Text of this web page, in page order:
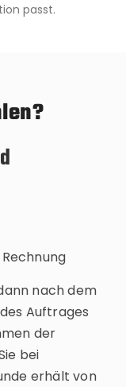
passt.
nach dem
Auftrages
der
bei
erhält von